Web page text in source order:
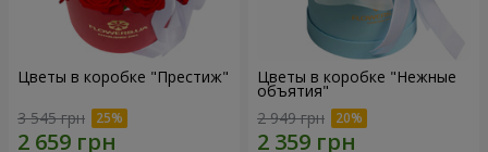
Цветы в коробке "Престиж"
3 545 грн
Цветы в коробке "Нежные
объятия"
2 949 грн